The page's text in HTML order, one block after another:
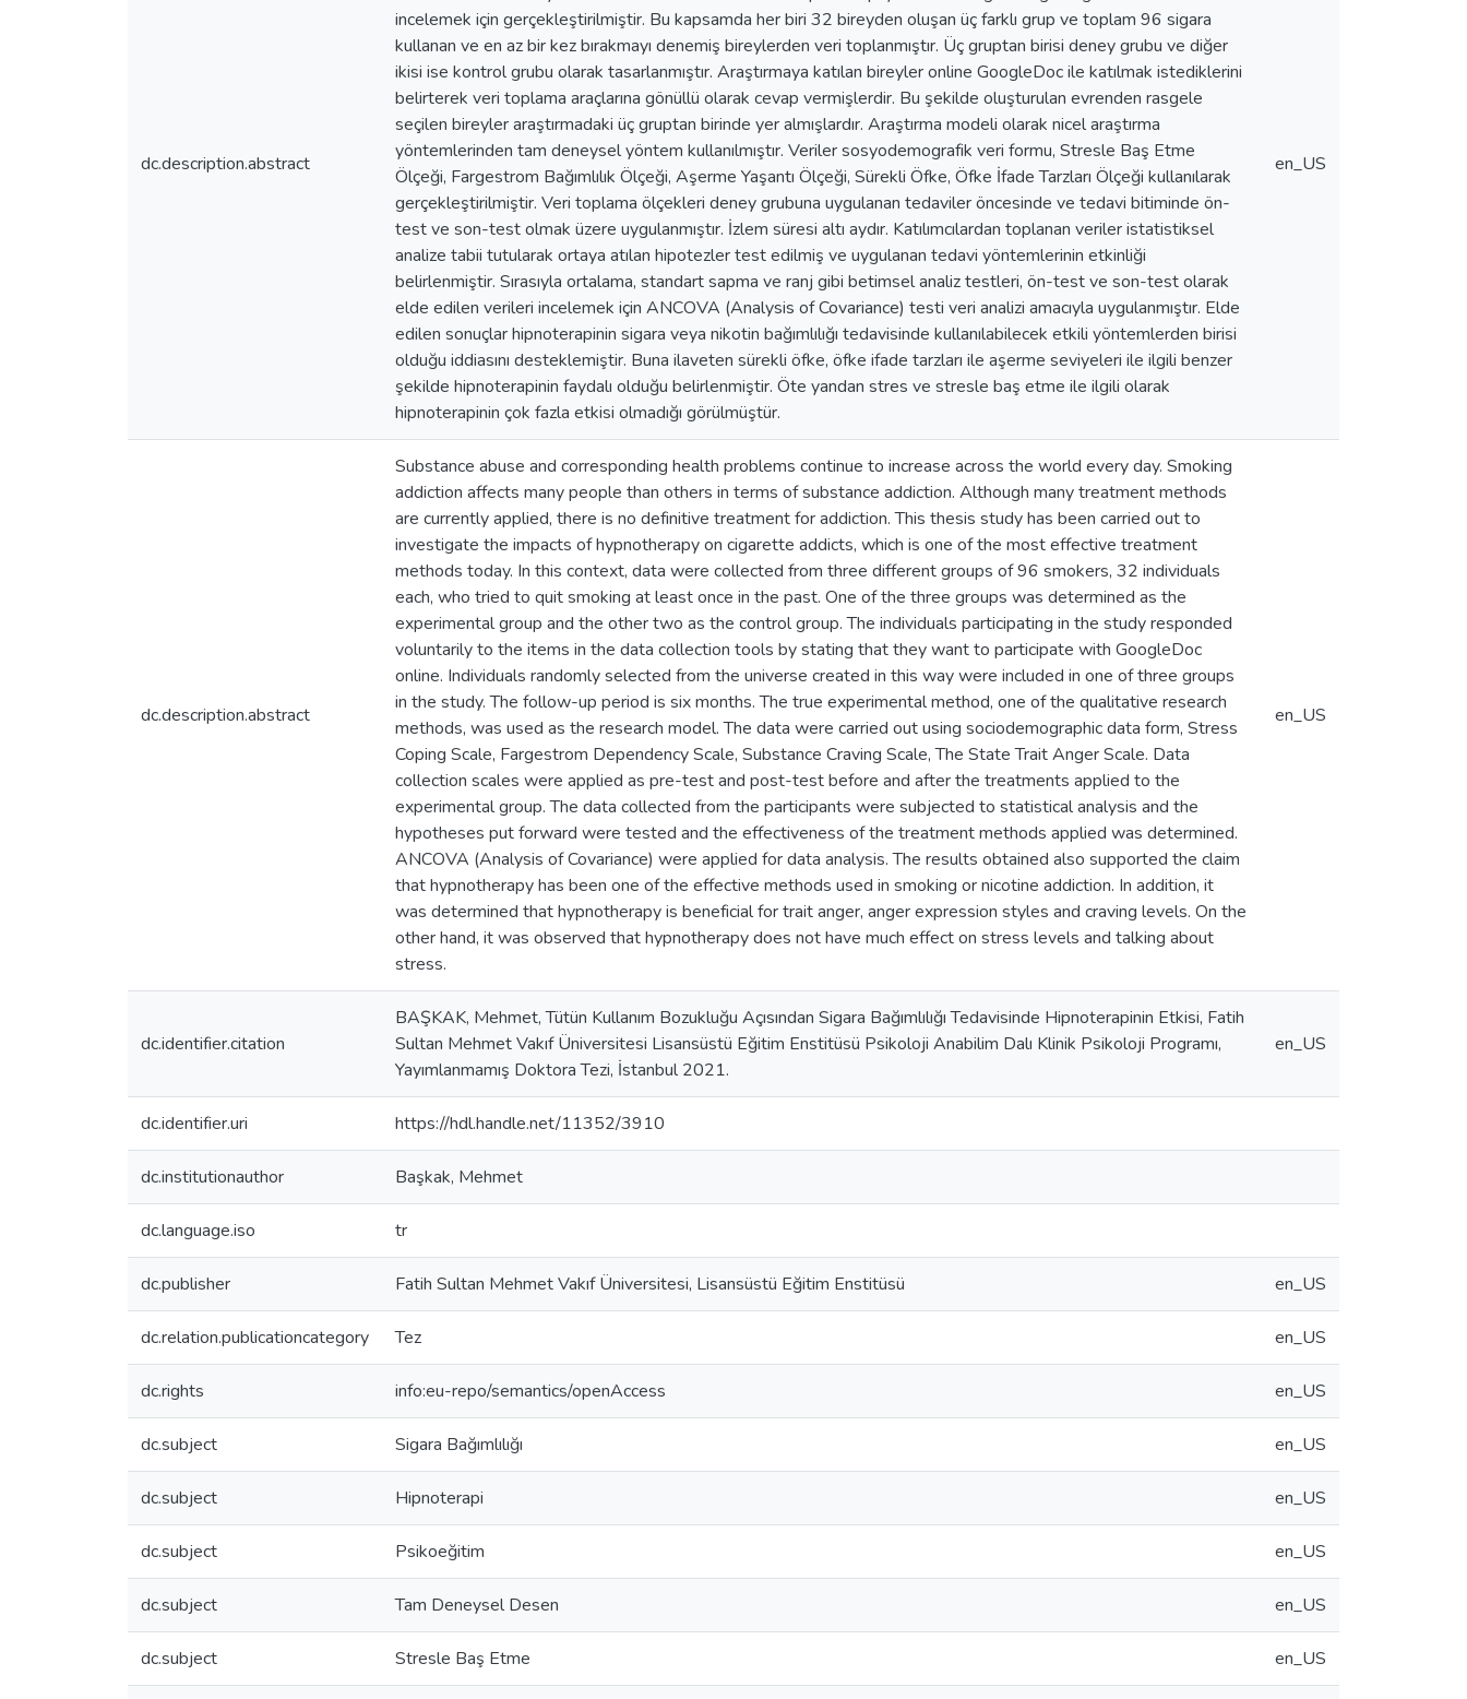
dc.description.abstract
incelemek için gerçekleştirilmiştir. Bu kapsamda her biri 32 bireyden oluşan üç farklı grup ve toplam 96 sigara
kullanan ve en az bir kez bırakmayı denemiş bireylerden veri toplanmıştır. Üç gruptan birisi deney grubu ve diğer
ikisi ise kontrol grubu olarak tasarlanmıştır. Araştırmaya katılan bireyler online GoogleDoc ile katılmak istediklerini
belirterek veri toplama araçlarına gönüllü olarak cevap vermişlerdir. Bu şekilde oluşturulan evrenden rasgele
seçilen bireyler araştırmadaki üç gruptan birinde yer almışlardır. Araştırma modeli olarak nicel araştırma
yöntemlerinden tam deneysel yöntem kullanılmıştır. Veriler sosyodemografik veri formu, Stresle Baş Etme
Ölçeği, Fargestrom Bağımlılık Ölçeği, Aşerme Yaşantı Ölçeği, Sürekli Öfke, Öfke İfade Tarzları Ölçeği kullanılarak
gerçekleştirilmiştir. Veri toplama ölçekleri deney grubuna uygulanan tedaviler öncesinde ve tedavi bitiminde ön-
test ve son-test olmak üzere uygulanmıştır. İzlem süresi altı aydır. Katılımcılardan toplanan veriler istatistiksel
analize tabii tutularak ortaya atılan hipotezler test edilmiş ve uygulanan tedavi yöntemlerinin etkinliği
belirlenmiştir. Sırasıyla ortalama, standart sapma ve ranj gibi betimsel analiz testleri, ön-test ve son-test olarak
elde edilen verileri incelemek için ANCOVA (Analysis of Covariance) testi veri analizi amacıyla uygulanmıştır. Elde
edilen sonuçlar hipnoterapinin sigara veya nikotin bağımlılığı tedavisinde kullanılabilecek etkili yöntemlerden birisi
olduğu iddiasını desteklemiştir. Buna ilaveten sürekli öfke, öfke ifade tarzları ile aşerme seviyeleri ile ilgili benzer
şekilde hipnoterapinin faydalı olduğu belirlenmiştir. Öte yandan stres ve stresle baş etme ile ilgili olarak
hipnoterapinin çok fazla etkisi olmadığı görülmüştür.
en_US
dc.description.abstract
Substance abuse and corresponding health problems continue to increase across the world every day. Smoking
addiction affects many people than others in terms of substance addiction. Although many treatment methods
are currently applied, there is no definitive treatment for addiction. This thesis study has been carried out to
investigate the impacts of hypnotherapy on cigarette addicts, which is one of the most effective treatment
methods today. In this context, data were collected from three different groups of 96 smokers, 32 individuals
each, who tried to quit smoking at least once in the past. One of the three groups was determined as the
experimental group and the other two as the control group. The individuals participating in the study responded
voluntarily to the items in the data collection tools by stating that they want to participate with GoogleDoc
online. Individuals randomly selected from the universe created in this way were included in one of three groups
in the study. The follow-up period is six months. The true experimental method, one of the qualitative research
methods, was used as the research model. The data were carried out using sociodemographic data form, Stress
Coping Scale, Fargestrom Dependency Scale, Substance Craving Scale, The State Trait Anger Scale. Data
collection scales were applied as pre-test and post-test before and after the treatments applied to the
experimental group. The data collected from the participants were subjected to statistical analysis and the
hypotheses put forward were tested and the effectiveness of the treatment methods applied was determined.
ANCOVA (Analysis of Covariance) were applied for data analysis. The results obtained also supported the claim
that hypnotherapy has been one of the effective methods used in smoking or nicotine addiction. In addition, it
was determined that hypnotherapy is beneficial for trait anger, anger expression styles and craving levels. On the
other hand, it was observed that hypnotherapy does not have much effect on stress levels and talking about
stress.
en_US
dc.identifier.citation
BAŞKAK, Mehmet, Tütün Kullanım Bozukluğu Açısından Sigara Bağımlılığı Tedavisinde Hipnoterapinin Etkisi, Fatih
Sultan Mehmet Vakıf Üniversitesi Lisansüstü Eğitim Enstitüsü Psikoloji Anabilim Dalı Klinik Psikoloji Programı,
Yayımlanmamış Doktora Tezi, İstanbul 2021.
en_US
dc.identifier.uri https://hdl.handle.net/11352/3910
dc.institutionauthor Başkak, Mehmet
dc.language.iso tr
dc.publisher Fatih Sultan Mehmet Vakıf Üniversitesi, Lisansüstü Eğitim Enstitüsü en_US
dc.relation.publicationcategory Tez en_US
dc.rights info:eu-repo/semantics/openAccess en_US
dc.subject Sigara Bağımlılığı en_US
dc.subject Hipnoterapi en_US
dc.subject Psikoeğitim en_US
dc.subject Tam Deneysel Desen en_US
dc.subject Stresle Baş Etme en_US